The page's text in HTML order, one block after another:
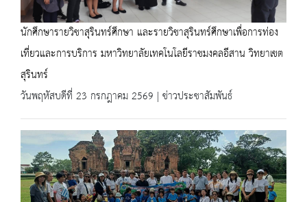
นักศึกษารายวิชาสุรินทร์ศึกษา และรายวิชาสุรินทร์ศึกษาเพื่อการท่อง
เที่ยวและการบริการ มหาวิทยาลัยเทคโนโลยีราชมงคลอีสาน วิทยาเขต
สุรินทร์
วันพฤหัสบดีที่ 23 กรกฎาคม 2569 | ข่าวประชาสัมพันธ์